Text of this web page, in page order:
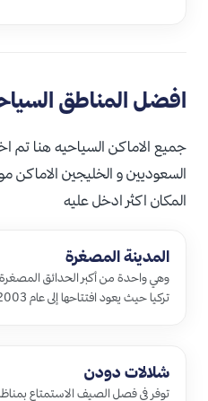
افضل المناطق
جميع الاماكن السياحيه هنا تم
السعوديين و الخليجين الاماكن
المكان اكثر ادخل عليه
المدينة المصغرة
وهي واحدة من أكبر الحدائق
تركيا حيث يعود افتتاحها إلى عام 2003 في 2 مايو والتي تقع في اسطنبول…
شلالات دودن